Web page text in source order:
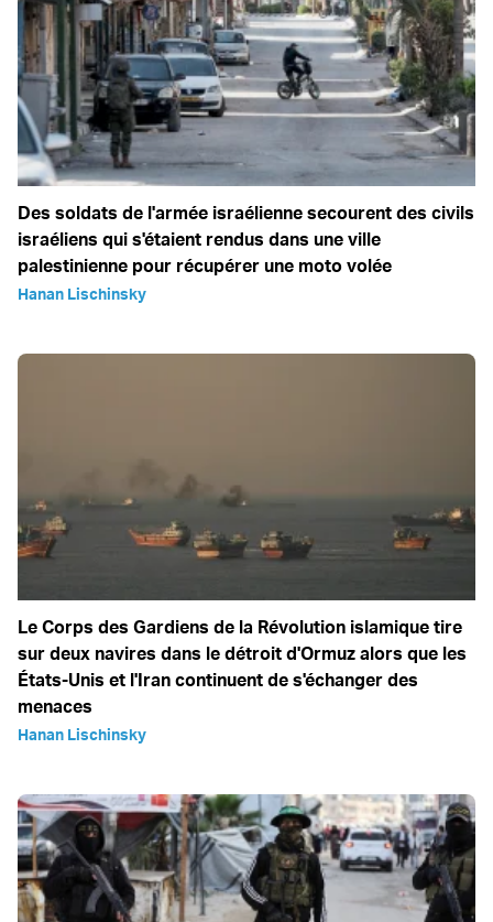
Des soldats de l'armée israélienne secourent des civils
israéliens qui s'étaient rendus dans une ville
palestinienne pour récupérer une moto volée
Hanan Lischinsky
Le Corps des Gardiens de la Révolution islamique tire
sur deux navires dans le détroit d'Ormuz alors que les
États-Unis et l'Iran continuent de s'échanger des
menaces
Hanan Lischinsky